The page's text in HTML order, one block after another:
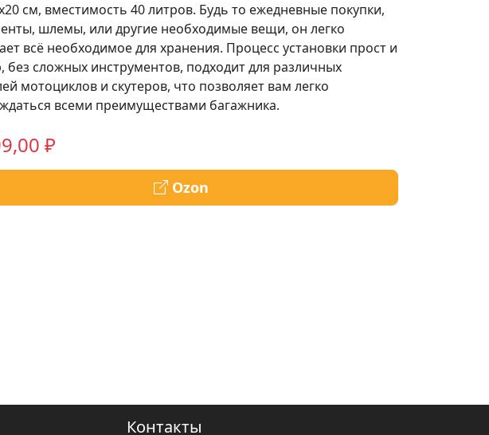
см, вместимость 40 литров. Будь то ежедневные покупки,
шлемы, или другие необходимые вещи, он легко
всё необходимое для хранения. Процесс установки прост и
без сложных инструментов, подходит для различных
мотоциклов и скутеров, что позволяет вам легко
всеми преимуществами багажника.
₽
Ozon
Контакты